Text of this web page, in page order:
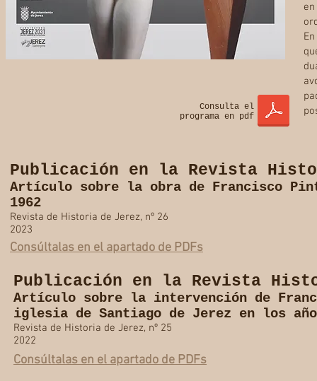
Consulta el
programa en pdf
Publicación en la Revista
Artículo sobre la obra de Francisco
1962
Revista de Historia de Jerez, nº 26
2023
Consúltalas en el apartado de PDFs
Publicación en la Revista
Artículo sobre la intervención de
iglesia de Santiago de Jerez en los
Revista de Historia de Jerez, nº 25
2022
Consúltalas en el apartado de PDFs